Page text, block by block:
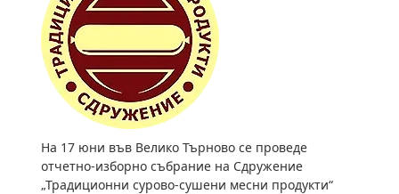
На 17 юни във Велико Търново се проведе
отчетно-изборно събрание на Сдружение
„Традиционни сурово-сушени месни продукти“